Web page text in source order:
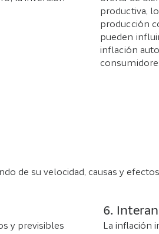
productiva,
producción
pueden
inflación
de su velocidad, causas y
y previsibles
6.
La inflación